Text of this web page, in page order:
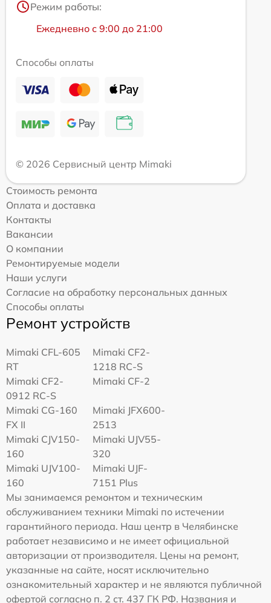
Режим работы:
Ежедневно с 9:00 до 21:00
Способы оплаты
© 2026 Сервисный центр Mimaki
Стоимость ремонта
Оплата и доставка
Контакты
Вакансии
О компании
Ремонтируемые модели
Наши услуги
Согласие на обработку персональных данных
Способы оплаты
Ремонт устройств
Mimaki CFL-605
RT
Mimaki CF2-
1218 RC-S
Mimaki CF2-
0912 RC-S
Mimaki CF-2
Mimaki CG-160
FX II
Mimaki JFX600-
2513
Mimaki СJV150-
160
Mimaki UJV55-
320
Mimaki UJV100-
160
Mimaki UJF-
7151 Plus
Мы занимаемся ремонтом и техническим
обслуживанием техники Mimaki по истечении
гарантийного периода. Наш центр в Челябинске
работает независимо и не имеет официальной
авторизации от производителя. Цены на ремонт,
указанные на сайте, носят исключительно
ознакомительный характер и не являются публичной
офертой согласно п. 2 ст. 437 ГК РФ. Названия и